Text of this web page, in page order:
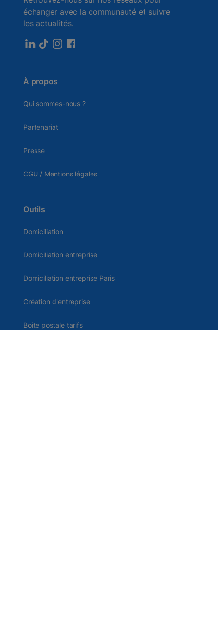
échanger avec la communauté et suivre
les actualités.
À propos
Qui sommes-nous ?
Partenariat
Presse
CGU / Mentions légales
Outils
Domiciliation
Domiciliation entreprise
Domiciliation entreprise Paris
Création d'entreprise
Boite postale tarifs